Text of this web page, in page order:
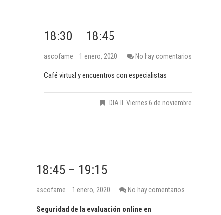
18:30 – 18:45
ascofame 1 enero, 2020 No hay comentarios
Café virtual y encuentros con especialistas
DIA II. Viernes 6 de noviembre
18:45 – 19:15
ascofame 1 enero, 2020 No hay comentarios
Seguridad de la evaluación online en